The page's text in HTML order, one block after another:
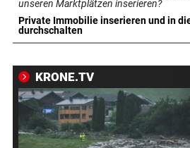
F1-Boss verrät: Es wird mehr
Sprintrennen geben
FREISPRÜCHE REGEN AUF
Katzentöter-Anwalt: „Nie so
Hass begegnet“
TRUMP DROHT: vor 7
unseren Marktplätzen inserieren?
Private Immobilie inserieren und in
durchschalten
in neuem Tab öffnen
KRONE.TV